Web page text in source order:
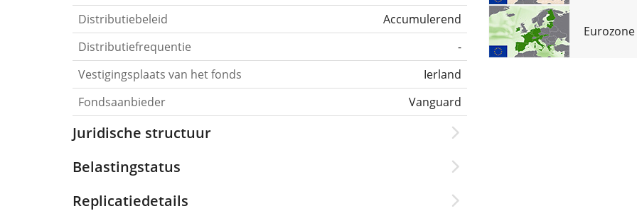
Distributiebeleid
Accumulerend
Distributiefrequentie
-
Vestigingsplaats van het fonds
Ierland
Fondsaanbieder
Vanguard
Juridische structuur
Belastingstatus
Replicatiedetails